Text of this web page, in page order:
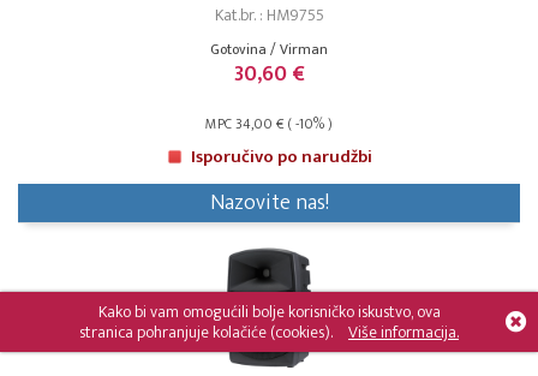
Kat.br. : HM9755
Gotovina / Virman
30,60 €
MPC 34,00 € ( -10% )
Isporučivo po narudžbi
Nazovite nas!
Kako bi vam omogućili bolje korisničko iskustvo, ova
stranica pohranjuje kolačiće (cookies). Više informacija.